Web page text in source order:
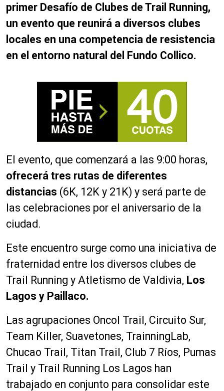
primer Desafío de Clubes de Trail Running,
un evento que reunirá a diversos clubes
locales en una competencia de resistencia
en el entorno natural del Fundo Collico.
El evento, que comenzará a las 9:00 horas,
ofrecerá tres rutas de diferentes
distancias (6K, 12K y 21K) y será parte de
las celebraciones por el aniversario de la
ciudad.
Este encuentro surge como una iniciativa de
fraternidad entre los diversos clubes de
Trail Running y Atletismo de Valdivia, Los
Lagos y Paillaco.
Las agrupaciones Oncol Trail, Circuito Sur,
Team Killer, Suavetones, TrainningLab,
Chucao Trail, Titan Trail, Club 7 Ríos, Pumas
Trail y Trail Running Los Lagos han
trabajado en conjunto para consolidar este